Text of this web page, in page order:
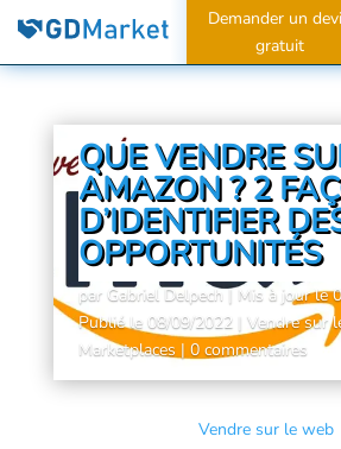
Demander un
gratuit
QUE VENDRE
AMAZON ? 2
D’IDENTIFIER
OPPORTUNITÉS
par Gabriel Delpech|Mis à jour le
Publié le 08/09/2022| Vendre sur
Marketplaces | 0 commentaires
Vendre sur le web